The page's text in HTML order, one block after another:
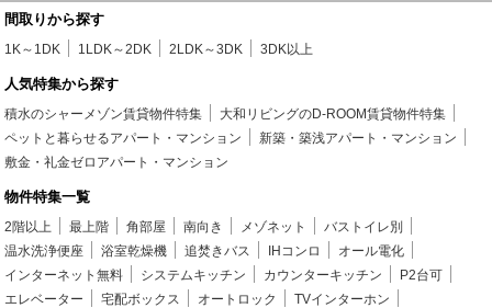
間取りから探す
1K～1DK 1LDK～2DK 2LDK～3DK 3DK以上
人気特集から探す
積水のシャーメゾン賃貸物件特集
大和リビングのD-ROOM賃貸物件特集
ペットと暮らせるアパート・マンション
新築・築浅アパート・マンション
敷金・礼金ゼロアパート・マンション
物件特集一覧
2階以上 最上階 角部屋 南向き メゾネット
バストイレ別
温水洗浄便座
浴室乾燥機 追焚きバス IHコンロ
オール電化
インターネット無料
システムキッチン カウンターキッチン
P2台可
エレベーター
宅配ボックス オートロック
TVインターホン